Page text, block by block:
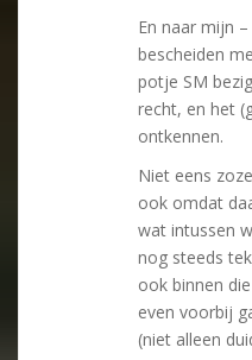
En naar mijn
bescheiden
potje SM
recht, en het
ontkennen.
Niet eens
ook omdat
wat intussen
nog steeds
ook binnen
even voorbij
(niet alleen